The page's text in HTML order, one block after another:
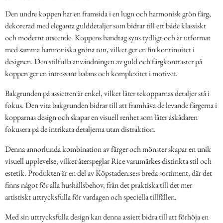
Den undre koppen har en framsida i en lugn och harmonisk grön färg,
dekorerad med eleganta gulddetaljer som bidrar till ett både klassiskt
och modernt utseende. Koppens handtag syns tydligt och är utformat
med samma harmoniska gröna ton, vilket ger en fin kontinuitet i
designen. Den stilfulla användningen av guld och färgkontraster på
koppen ger en intressant balans och komplexitet i motivet.
Bakgrunden på assietten är enkel, vilket låter tekopparnas detaljer stå i
fokus. Den vita bakgrunden bidrar till att framhäva de levande färgerna i
kopparnas design och skapar en visuell renhet som låter åskådaren
fokusera på de intrikata detaljerna utan distraktion.
Denna annorlunda kombination av färger och mönster skapar en unik
visuell upplevelse, vilket återspeglar Rice varumärkes distinkta stil och
estetik. Produkten är en del av Köpstaden.se:s breda sortiment, där det
finns något för alla hushållsbehov, från det praktiska till det mer
artistiskt uttrycksfulla för vardagen och speciella tillfällen.
Med sin uttrycksfulla design kan denna assiett bidra till att förhöja en